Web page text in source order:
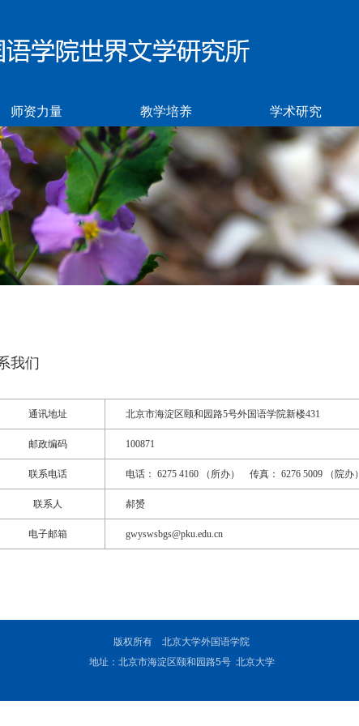
师资力量 教学培养 学术研究
我们
通讯地址 北京市海淀区颐和园路5号外国语学院新楼431
邮政编码 100871
联系电话 电话： 6275 4160 （所办） 传真： 6276 5009 （院办）
联系人 郝赟
电子邮箱 gwyswsbgs@pku.edu.cn
版权所有 北京大学外国语学院
地址：北京市海淀区颐和园路5号 北京大学